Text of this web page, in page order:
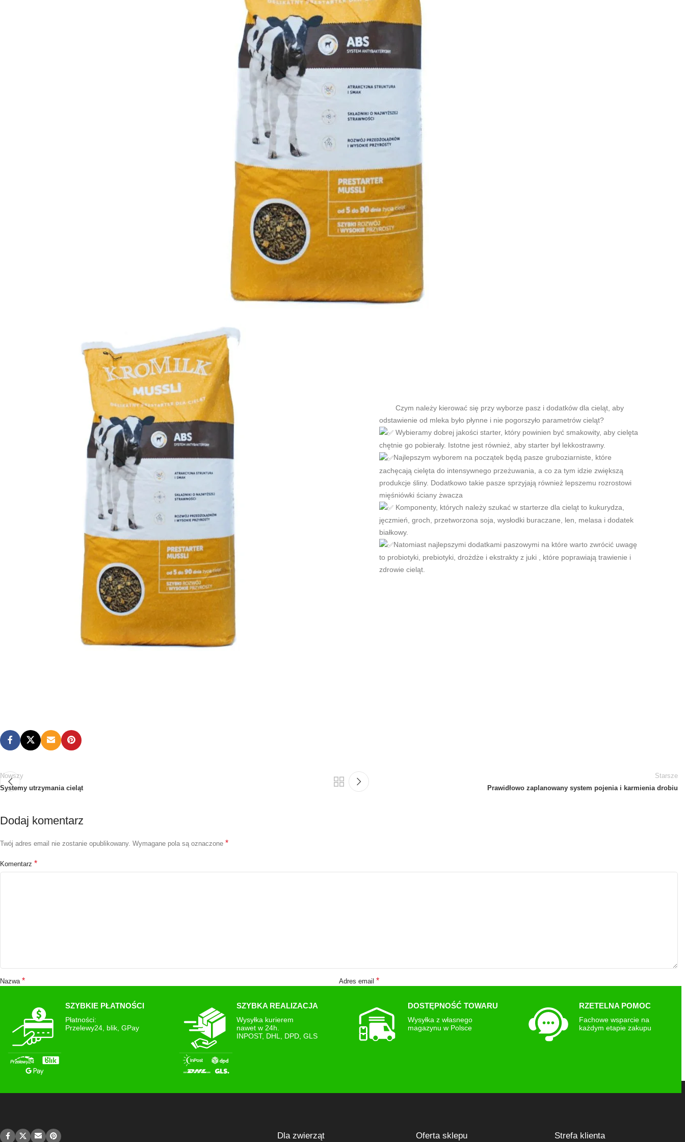
Czym należy kierować się przy wyborze pasz i dodatków dla cieląt, aby
odstawienie od mleka było płynne i nie pogorszyło parametrów cieląt?
Wybieramy dobrej jakości starter, który powinien być smakowity, aby cielęta
chętnie go pobierały. Istotne jest również, aby starter był lekkostrawny.
Najlepszym wyborem na początek będą pasze gruboziarniste, które
zachęcają cielęta do intensywnego przeżuwania, a co za tym idzie zwiększą
produkcje śliny. Dodatkowo takie pasze sprzyjają również lepszemu rozrostowi
mięśniówki ściany żwacza
Komponenty, których należy szukać w starterze dla cieląt to kukurydza,
jęczmień, groch, przetworzona soja, wysłodki buraczane, len, melasa i dodatek
białkowy.
Natomiast najlepszymi dodatkami paszowymi na które warto zwrócić uwagę
to probiotyki, prebiotyki, drożdże i ekstrakty z juki , które poprawiają trawienie i
zdrowie cieląt.
Nowszy
Systemy utrzymania cieląt
Starsze
Prawidłowo zaplanowany system pojenia i karmienia drobiu
Dodaj komentarz
Twój adres email nie zostanie opublikowany. Wymagane pola są oznaczone *
Komentarz *
Nazwa * Adres email *
Witryna internetowa
SZYBKIE PŁATNOŚCI
Płatności:
Przelewy24, blik, GPay
SZYBKA REALIZACJA
Wysyłka kurierem
nawet w 24h.
INPOST, DHL, DPD, GLS
DOSTĘPNOŚĆ TOWARU
Wysyłka z własnego
magazynu w Polsce
RZETELNA POMOC
Fachowe wsparcie na
każdym etapie zakupu
Dla zwierząt Oferta sklepu Strefa klienta